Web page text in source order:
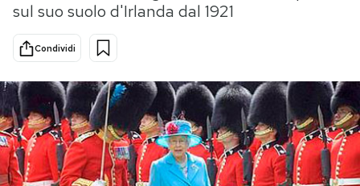
Internet
Scienza
Cultura
Economia
Sport
Ok Boomer!
Altrecose
Mondiali calcio 2026
PODCAST
sul suo suolo d'Irlanda dal 1921
Condividi